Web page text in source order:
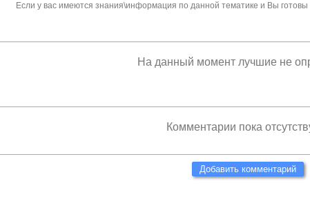
Если у вас имеются знания\информация по данной тематике и Вы готовы
На данный момент лучшие не
Комментарии пока
Добавить комментарий